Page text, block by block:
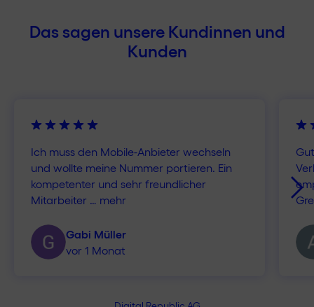
Das sagen unsere Kundinnen und
Kunden
Ich muss den Mobile-Anbieter wechseln
und wollte meine Nummer portieren. Ein
kompetenter und sehr freundlicher
Mitarbeiter
mehr
Gabi Müller
vor 1 Monat